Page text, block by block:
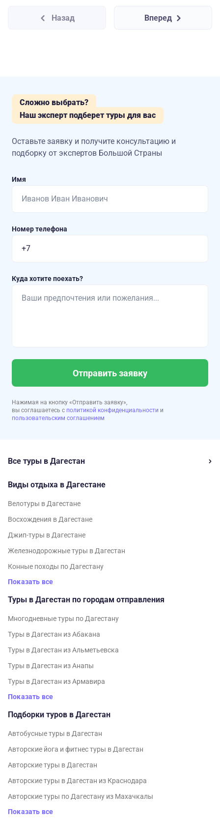
Назад Вперед
Сложно выбрать?
Наш эксперт подберет туры для вас
Оставьте заявку и получите консультацию и
подборку от экспертов Большой Страны
Имя
Номер телефона
Куда хотите поехать?
Отправить заявку
Нажимая на кнопку «Отправить заявку»,
вы соглашаетесь с политикой конфиденциальности и
пользовательским соглашением
Все туры в Дагестан
Виды отдыха в Дагестане
Велотуры в Дагестане
Восхождения в Дагестане
Джип-туры в Дагестане
Железнодорожные туры в Дагестан
Конные походы по Дагестану
Показать все
Туры в Дагестан по городам отправления
Многодневные туры по Дагестану
Туры в Дагестан из Абакана
Туры в Дагестан из Альметьевска
Туры в Дагестан из Анапы
Туры в Дагестан из Армавира
Показать все
Подборки туров в Дагестан
Автобусные туры в Дагестан
Авторские йога и фитнес туры в Дагестан
Авторские туры в Дагестан
Авторские туры в Дагестан из Краснодара
Авторские туры по Дагестану из Махачкалы
Показать все